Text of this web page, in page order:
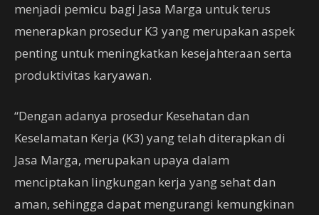
menjadi pemicu bagi Jasa Marga untuk terus
menerapkan prosedur K3 yang merupakan aspek
penting untuk meningkatkan kesejahteraan serta
produktivitas karyawan.
“Dengan adanya prosedur Kesehatan dan
Keselamatan Kerja (K3) yang telah diterapkan di
Jasa Marga, merupakan upaya dalam
menciptakan lingkungan kerja yang sehat dan
aman, sehingga dapat mengurangi kemungkinan